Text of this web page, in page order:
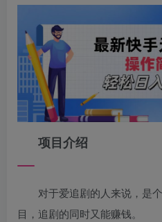
项目介绍
对于爱追剧的人来说，是
目，追剧的同时又能赚钱。